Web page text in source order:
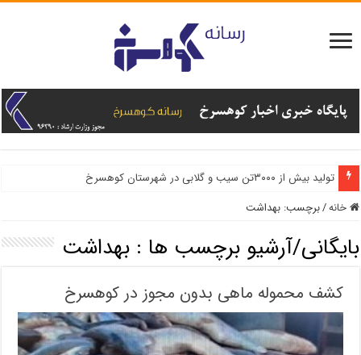
تولید بیش از ۳۰۰۰تن سیب و گلابی در شهرستان کوهسرخ
اشتغال پایدار با توسعه کشت آنغوزه در کوهسرخ
خانه/برچسب:بهداشت
بایگانی/آرشیو برچسب ها :بهداشت
كشف محموله ماهی بدون مجوز در كوهسرخ